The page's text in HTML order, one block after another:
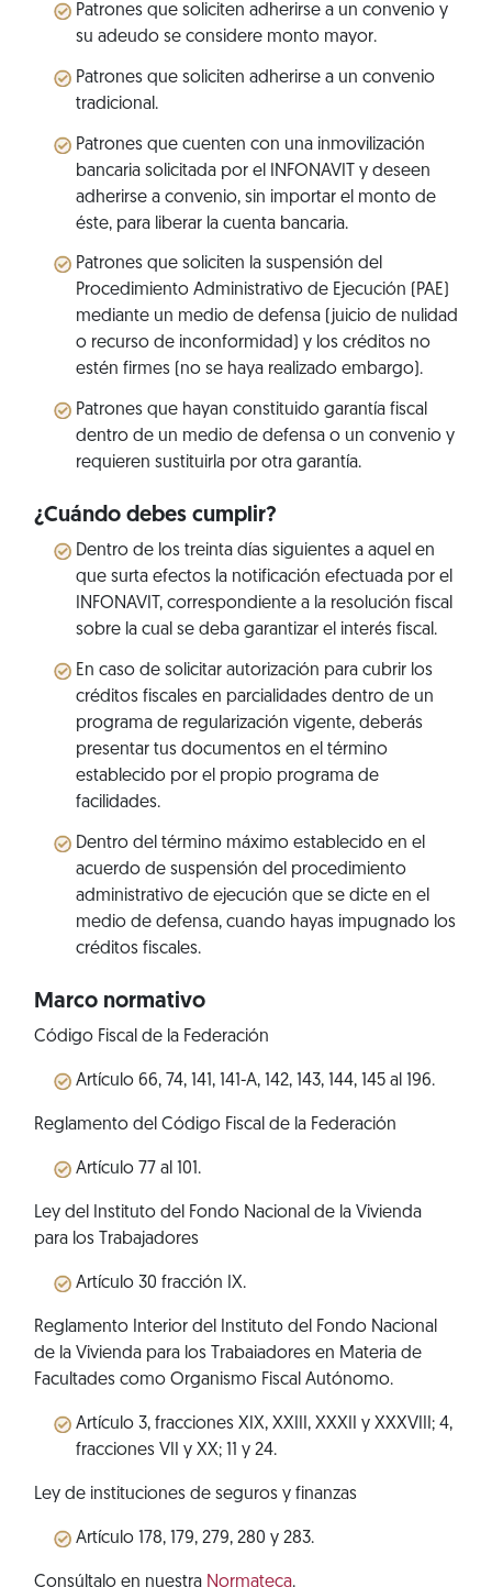
Patrones que soliciten adherirse a un convenio y
su adeudo se considere monto mayor.
Patrones que soliciten adherirse a un convenio
tradicional.
Patrones que cuenten con una inmovilización
bancaria solicitada por el INFONAVIT y deseen
adherirse a convenio, sin importar el monto de
éste, para liberar la cuenta bancaria.
Patrones que soliciten la suspensión del
Procedimiento Administrativo de Ejecución (PAE)
mediante un medio de defensa (juicio de nulidad
o recurso de inconformidad) y los créditos no
estén firmes (no se haya realizado embargo).
Patrones que hayan constituido garantía fiscal
dentro de un medio de defensa o un convenio y
requieren sustituirla por otra garantía.
¿Cuándo debes cumplir?
Dentro de los treinta días siguientes a aquel en
que surta efectos la notificación efectuada por el
INFONAVIT, correspondiente a la resolución fiscal
sobre la cual se deba garantizar el interés fiscal.
En caso de solicitar autorización para cubrir los
créditos fiscales en parcialidades dentro de un
programa de regularización vigente, deberás
presentar tus documentos en el término
establecido por el propio programa de
facilidades.
Dentro del término máximo establecido en el
acuerdo de suspensión del procedimiento
administrativo de ejecución que se dicte en el
medio de defensa, cuando hayas impugnado los
créditos fiscales.
Marco normativo
Código Fiscal de la Federación
Artículo 66, 74, 141, 141-A, 142, 143, 144, 145 al 196.
Reglamento del Código Fiscal de la Federación
Artículo 77 al 101.
Ley del Instituto del Fondo Nacional de la Vivienda
para los Trabajadores
Artículo 30 fracción IX.
Reglamento Interior del Instituto del Fondo Nacional
de la Vivienda para los Trabaiadores en Materia de
Facultades como Organismo Fiscal Autónomo.
Artículo 3, fracciones XIX, XXIII, XXXII y XXXVIII; 4,
fracciones VII y XX; 11 y 24.
Ley de instituciones de seguros y finanzas
Artículo 178, 179, 279, 280 y 283.
Consúltalo en nuestra Normateca.